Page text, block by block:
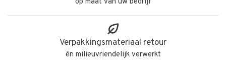
Verpakkingsmateriaal retour
én milieuvriendelijk verwerkt